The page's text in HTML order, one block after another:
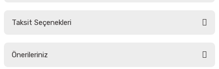
Taksit Seçenekleri
Önerileriniz